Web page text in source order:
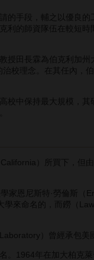
段，輔之以優良的
的師資隊伍在較短
授田長霖為伯克利加
校理念。在其任內
校中保持最大規模，其
）所買下，但由
恩尼斯特·勞倫斯（
來命名的，而鐒（
）曾經承包美
1964年在加大柏克